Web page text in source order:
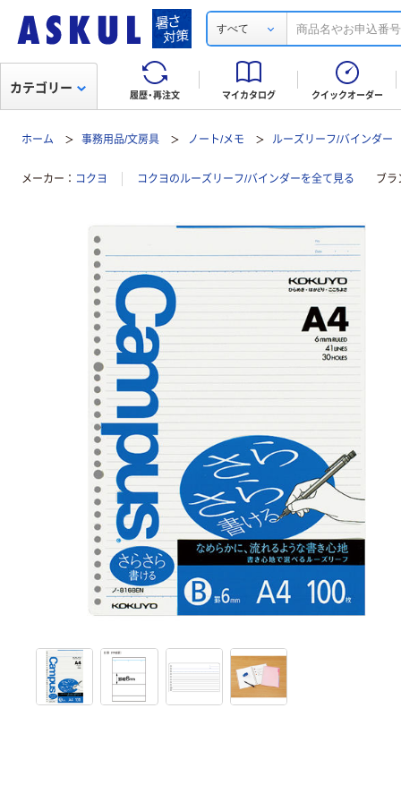
すべて
履歴・再注文 マイカタログ クイックオーダー
カテゴリー
ホーム 事務用品/文房具 ノート/メモ ルーズリーフ/バインダー
メーカー コクヨ コクヨのルーズリーフ/バインダーを全て見る ブラ